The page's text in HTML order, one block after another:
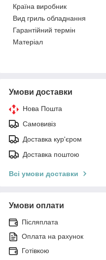
Країна виробник
Вид гриль обладнання
Гарантійний термін
Матеріал
Умови доставки
Нова Пошта
Самовивіз
Доставка кур'єром
Доставка поштою
Всі умови доставки
Умови оплати
Післяплата
Оплата на рахунок
Готівкою